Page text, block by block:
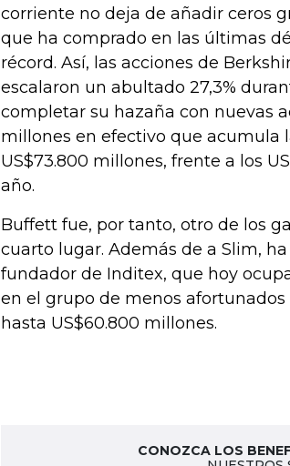
corriente no deja de añadir ceros
que ha comprado en las últimas
récord. Así, las acciones de
escalaron un abultado 27,3%
completar su hazaña con nuevas
millones en efectivo que acumula
US$73.800 millones, frente a los
año.
Buffett fue, por tanto, otro de los
cuarto lugar. Además de a Slim,
fundador de Inditex, que hoy
en el grupo de menos
hasta US$60.800 millones.
CONOZCA LOS